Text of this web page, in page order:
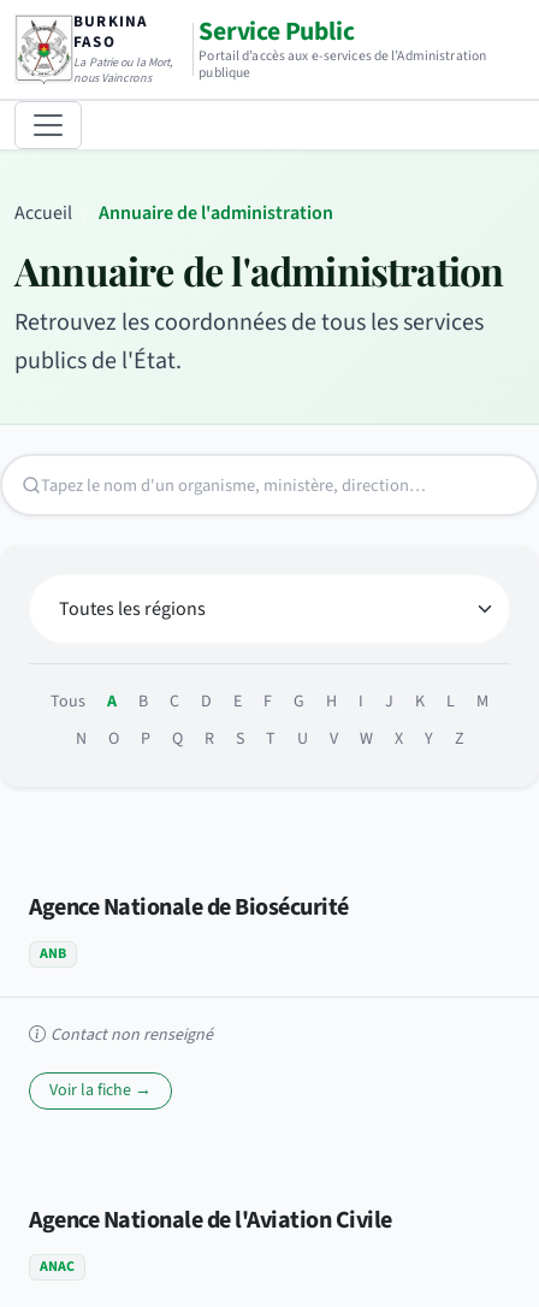
BURKINA
FASO
La Patrie ou la Mort,
nous Vaincrons
Service Public
Portail d’accès aux e-services de l’Administration
publique
Accueil Annuaire de l'administration
Annuaire de l'administration
Retrouvez les coordonnées de tous les services
publics de l'État.
Tous A B C D E F G H I J K L
M
N
O P Q R S T U V W X Y Z
Agence Nationale de Biosécurité
ANB
Contact non renseigné
Voir la fiche →
Agence Nationale de l'Aviation Civile
ANAC